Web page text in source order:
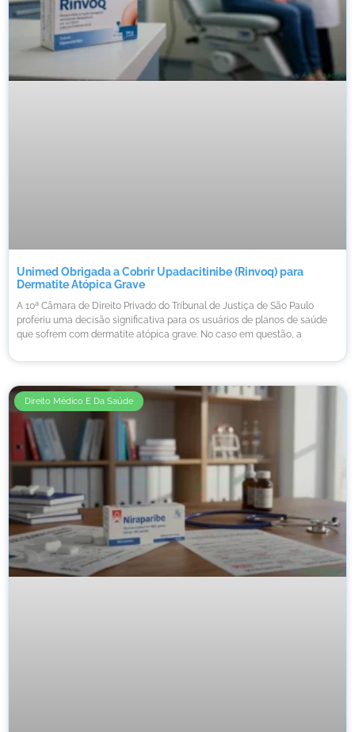
Unimed Obrigada a Cobrir Upadacitinibe (Rinvoq) para
Dermatite Atópica Grave
A 10ª Câmara de Direito Privado do Tribunal de Justiça de São Paulo
proferiu uma decisão significativa para os usuários de planos de saúde
que sofrem com dermatite atópica grave. No caso em questão, a
Direito Médico E Da Saúde